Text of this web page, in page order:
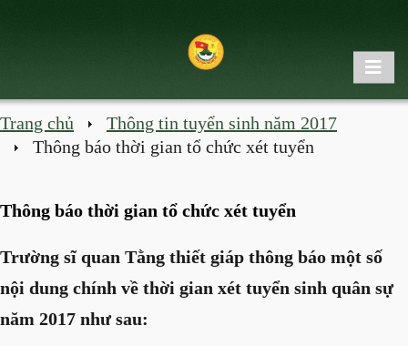
Trang chủ
Thông tin tuyển sinh năm 2017
Thông báo thời gian tổ chức xét tuyển
Thông báo thời gian tổ chức xét tuyển
Trường sĩ quan Tằng thiết giáp thông báo một số
nội dung chính về thời gian xét tuyển sinh quân sự
năm 2017 như sau: